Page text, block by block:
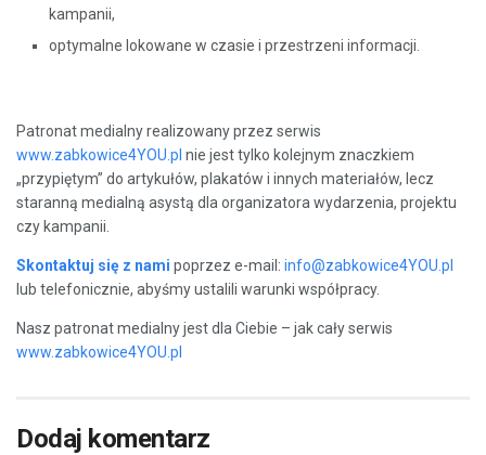
kampanii,
optymalne lokowane w czasie i przestrzeni informacji.
Patronat medialny realizowany przez serwis
www.zabkowice4YOU.pl nie jest tylko kolejnym znaczkiem
„przypiętym” do artykułów, plakatów i innych materiałów, lecz
staranną medialną asystą dla organizatora wydarzenia, projektu
czy kampanii.
Skontaktuj się z nami poprzez e-mail: info@zabkowice4YOU.pl
lub telefonicznie, abyśmy ustalili warunki współpracy.
Nasz patronat medialny jest dla Ciebie – jak cały serwis
www.zabkowice4YOU.pl
Dodaj komentarz